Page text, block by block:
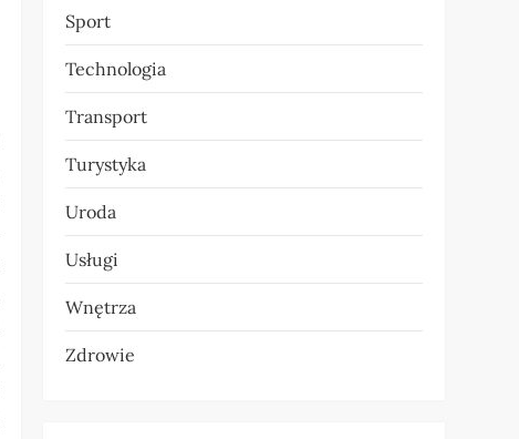
Sport
Technologia
Transport
Turystyka
Uroda
Usługi
Wnętrza
Zdrowie